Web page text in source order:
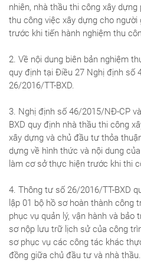
nhiên, nhà thầu thi công xây
thu công việc xây dựng cho
trước khi tiến hành nghiệm thu
2. Về nội dung biên bản nghiệm
quy định tại Điều 27 Nghị định số
26/2016/TT-BXD.
3. Nghị định số 46/2015/NĐ-CP
BXD quy định nhà thầu thi công
xây dựng và chủ đầu tư thỏa
dựng về hình thức và nội dung
làm cơ sở thực hiện trước khi thi
4. Thông tư số 26/2016/TT-BXD
lập 01 bộ hồ sơ hoàn thành công
phục vụ quản lý, vận hành và bảo
sơ nộp lưu trữ lịch sử của công
sơ phục vụ các công tác khác
đồng giữa chủ đầu tư và nhà thầu.